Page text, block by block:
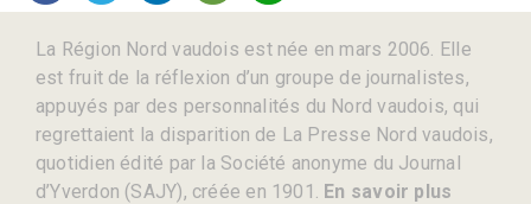
La Région Nord vaudois est née en mars 2006. Elle
est fruit de la réflexion d’un groupe de journalistes,
appuyés par des personnalités du Nord vaudois, qui
regrettaient la disparition de La Presse Nord vaudois,
quotidien édité par la Société anonyme du Journal
d’Yverdon (SAJY), créée en 1901. En savoir plus